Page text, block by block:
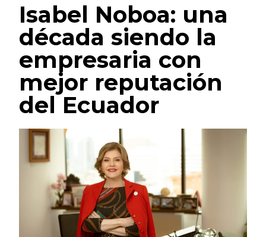
Isabel Noboa: una
década siendo la
empresaria con
mejor reputación
del Ecuador